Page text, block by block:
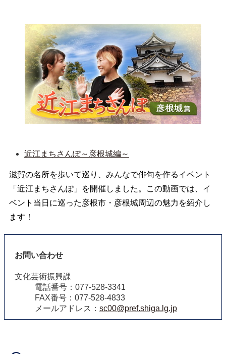
近江まちさんぽ～彦根城編～
滋賀の名所を歩いて巡り、みんなで俳句を作るイベント
「近江まちさんぽ」を開催しました。この動画では、イ
ベント当日に巡った彦根市・彦根城周辺の魅力を紹介し
ます！
お問い合わせ
文化芸術振興課
電話番号：077-528-3341
FAX番号：077-528-4833
メールアドレス： sc00@pref.shiga.lg.jp